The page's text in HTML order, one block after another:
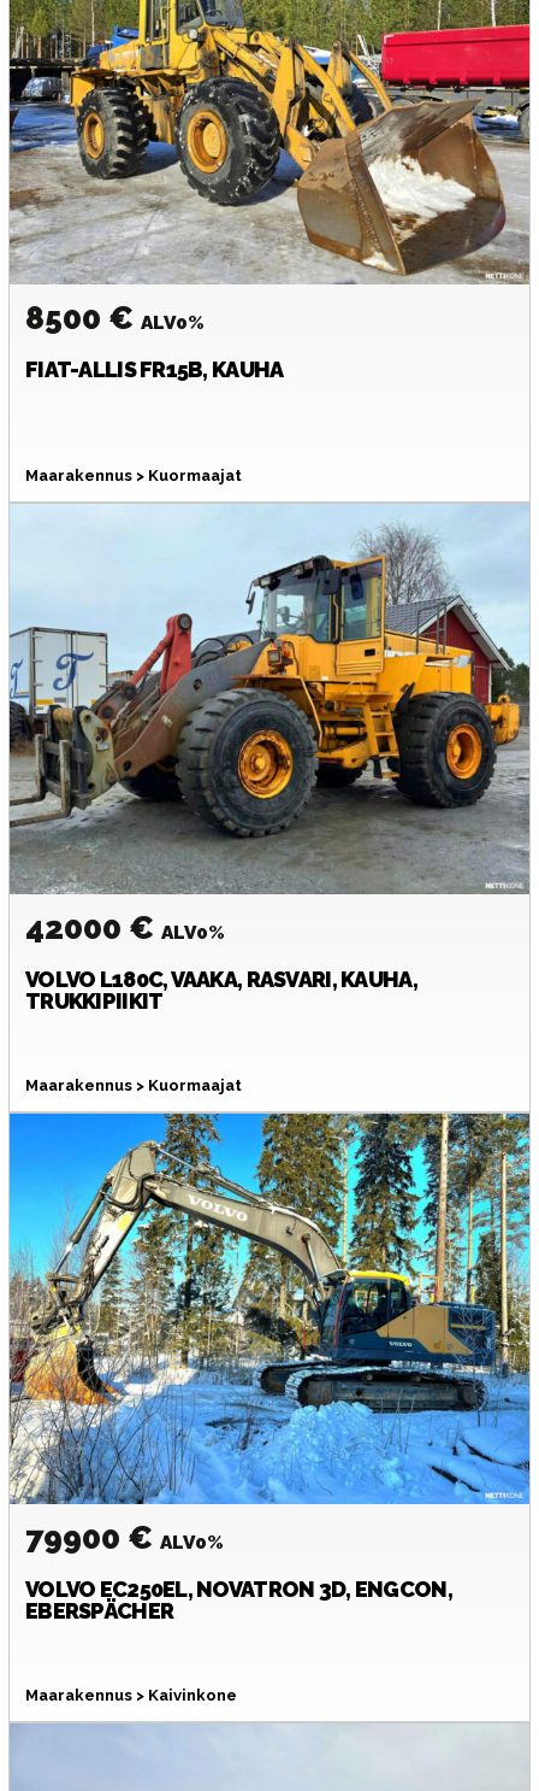
8500 € ALV0%
FIAT-ALLISFR15B, KAUHA
Maarakennus > Kuormaajat
42000 € ALV0%
VOLVO L180C, VAAKA, RASVARI, KAUHA,
TRUKKIPIIKIT
Maarakennus > Kuormaajat
79900 € ALV0%
VOLVO EC250EL, NOVATRON 3D, ENGCON,
EBERSPÄCHER
Maarakennus > Kaivinkone